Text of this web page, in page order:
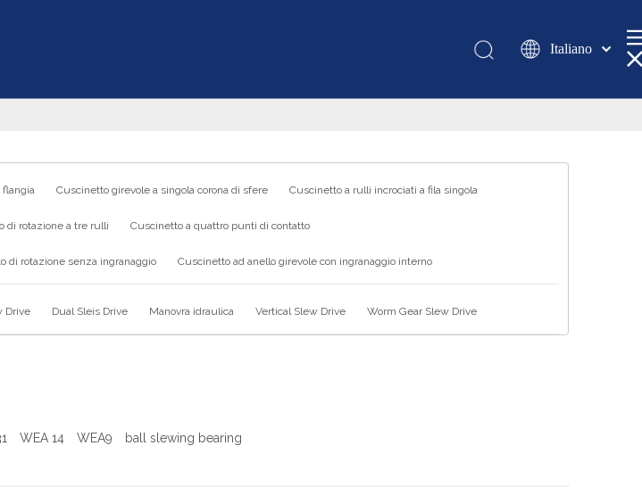
Italiano
românesc
Español
Français
flangia Cuscinetto girevole a singola corona di sfere Cuscinetto a rulli incrociati a fila singola
di rotazione a tre rulli Cuscinetto a quattro punti di contatto
di rotazione senza ingranaggio Cuscinetto ad anello girevole con ingranaggio interno
Drive Dual Sleis Drive Manovra idraulica Vertical Slew Drive Worm Gear Slew Drive
WEA 14 WEA9
ball slewing bearing